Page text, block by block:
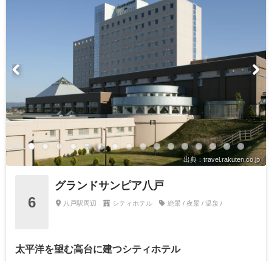
出典：travel.rakuten.co.jp
6
グランドサンピア八戸
八戸駅周辺 シティホテル 絶景 / 夜景 / 温泉 /
太平洋を望む高台に建つシティホテル